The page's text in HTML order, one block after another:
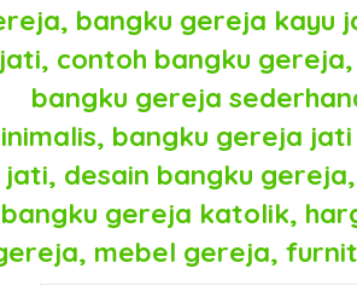
bangku gereja kayu
jati, contoh bangku
bangku gereja
bangku gereja
jati, desain bangku
bangku gereja katolik,
mebel gereja,